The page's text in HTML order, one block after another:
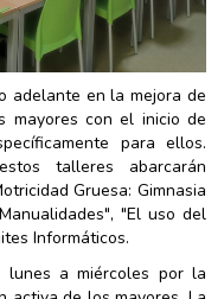
adelante en la mejora de
mayores con el inicio de
para ellos.
talleres abarcarán
Gruesa: Gimnasia
"El uso del
Informáticos.
a miércoles por la